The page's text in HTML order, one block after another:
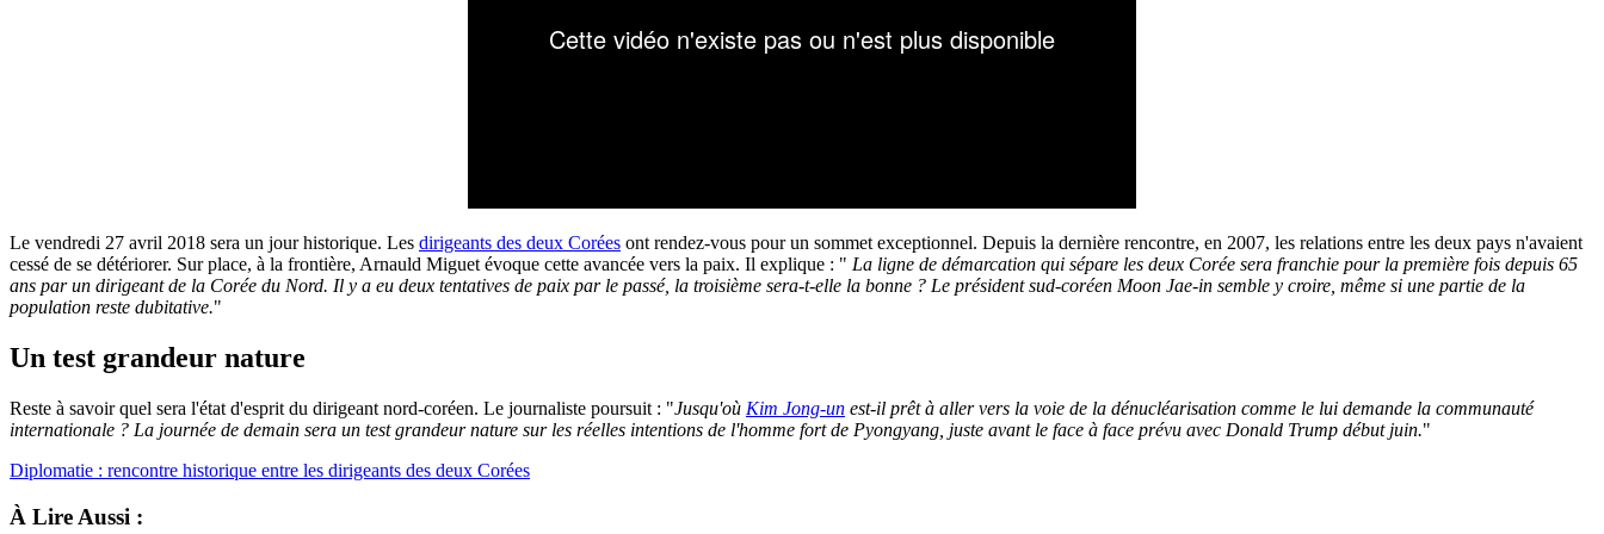
Le vendredi 27 avril 2018 sera un jour historique. Les dirigeants des deux Corées ont rendez-vous pour un sommet exceptionnel. Depuis la dernière rencontre, en 2007, les relations entre les deux pays n'avaient
cessé de se détériorer. Sur place, à la frontière, Arnauld Miguet évoque cette avancée vers la paix. Il explique : " La ligne de démarcation qui sépare les deux Corée sera franchie pour la première fois depuis 65
ans par un dirigeant de la Corée du Nord. Il y a eu deux tentatives de paix par le passé, la troisième sera-t-elle la bonne ? Le président sud-coréen Moon Jae-in semble y croire, même si une partie de la
population reste dubitative."
Un test grandeur nature
Reste à savoir quel sera l'état d'esprit du dirigeant nord-coréen. Le journaliste poursuit : "Jusqu'où Kim Jong-un est-il prêt à aller vers la voie de la dénucléarisation comme le lui demande la communauté
internationale ? La journée de demain sera un test grandeur nature sur les réelles intentions de l'homme fort de Pyongyang, juste avant le face à face prévu avec Donald Trump début juin."
Diplomatie : rencontre historique entre les dirigeants des deux Corées
À Lire Aussi :